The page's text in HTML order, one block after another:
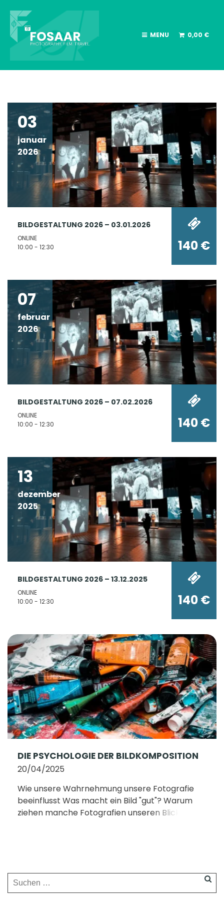
MENU 0,00 €
03
januar
2026
BILDGESTALTUNG 2026 – 03.01.2026
ONLINE
10:00 - 12:30
140 €
07
februar
2026
BILDGESTALTUNG 2026 – 07.02.2026
ONLINE
10:00 - 12:30
140 €
13
dezember
2025
BILDGESTALTUNG 2026 – 13.12.2025
ONLINE
10:00 - 12:30
140 €
DIE PSYCHOLOGIE DER BILDKOMPOSITION
20/04/2025
Wie unsere Wahrnehmung unsere Fotografie
beeinflusst Was macht ein Bild "gut"? Warum
ziehen manche Fotografien unseren Blick